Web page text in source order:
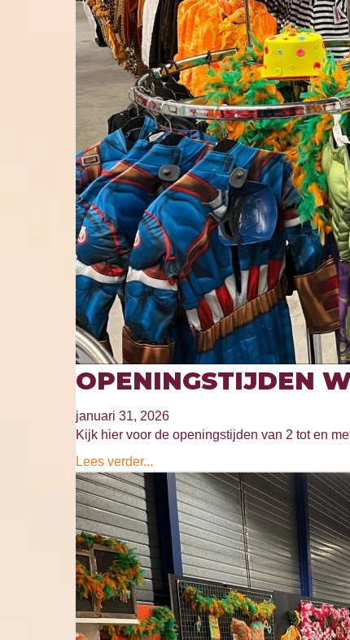
OPENINGSTIJDEN
januari 31, 2026
Kijk hier voor de openingstijden van 2 tot en
Lees verder...